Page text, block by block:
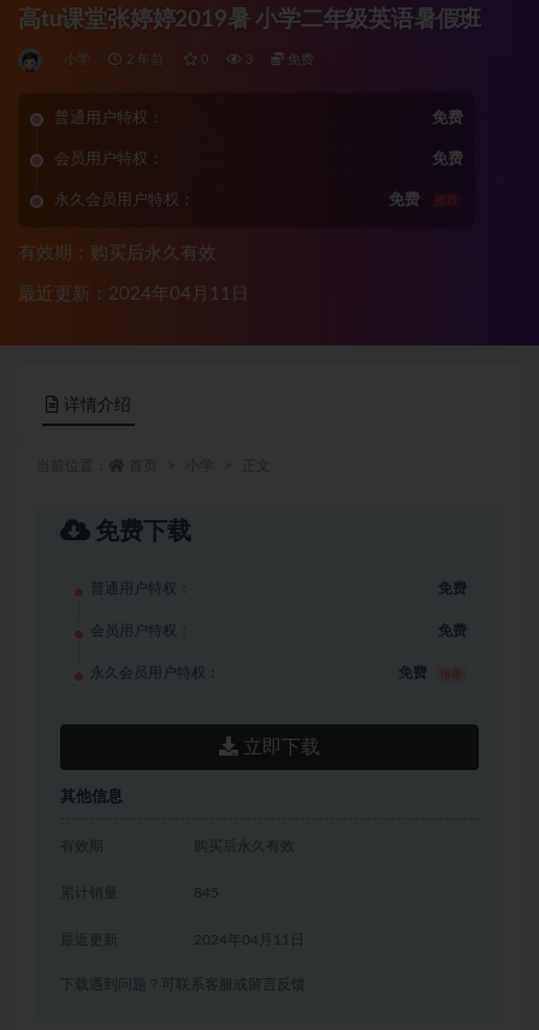
高tu课堂张婷婷2019暑 小学二年级英语暑假班
小学 2 年前 0 3 免费
普通用户特权： 免费
会员用户特权： 免费
永久会员用户特权： 免费 推荐
有效期：购买后永久有效
最近更新：2024年04月11日
详情介绍
免费下载
普通用户特权： 免费
会员用户特权： 免费
永久会员用户特权： 免费
立即下载
其他信息
有效期 购买后永久有效
累计销量 845
2024年04月11日
下载遇到问题？可联系客服或留言反馈